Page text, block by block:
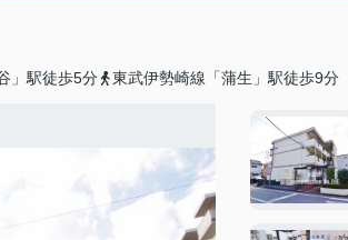
」駅徒歩5分 東武伊勢崎線「蒲生」駅徒歩9分